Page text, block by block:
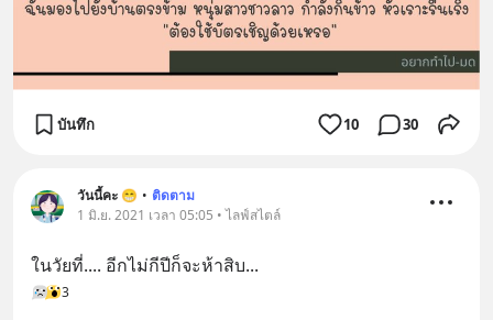
บันทึก 10 30
วันนี้คะ 😁 • ติดตาม
1 มิ.ย. 2021 เวลา 05:05 • ไลฟ์สไตล์
ในวัยที่.... อีกไม่กีปีก็จะห้าสิบ...
3